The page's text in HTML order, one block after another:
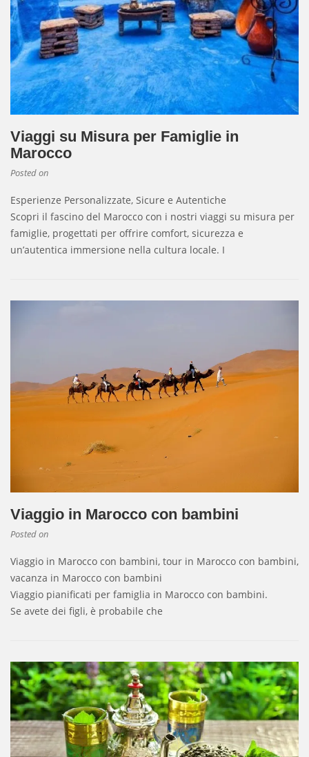
Viaggi su Misura per Famiglie in
Marocco
Posted on
Esperienze Personalizzate, Sicure e Autentiche
Scopri il fascino del Marocco con i nostri viaggi su misura per
famiglie, progettati per offrire comfort, sicurezza e
un’autentica immersione nella cultura locale. I
Viaggio in Marocco con bambini
Posted on
Viaggio in Marocco con bambini, tour in Marocco con bambini,
vacanza in Marocco con bambini
Viaggio pianificati per famiglia in Marocco con bambini.
Se avete dei figli, è probabile che